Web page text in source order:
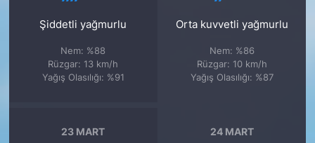
Şiddetli yağmurlu
Nem: %88
Rüzgar: 13 km/h
Yağış Olasılığı: %91
Orta kuvvetli yağmurlu
Nem: %86
Rüzgar: 10 km/h
Yağış Olasılığı: %87
23 MART 24 MART